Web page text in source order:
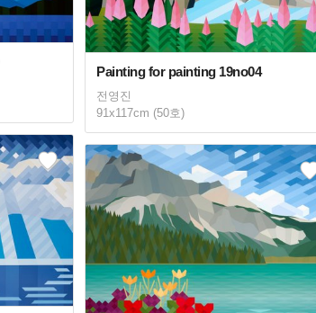
Painting for painting 19no04
전영진
91x117cm (50호)